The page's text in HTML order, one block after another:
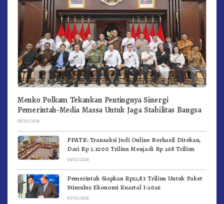
Menko Polkam Tekankan Pentingnya Sinergi
Pemerintah-Media Massa Untuk Jaga Stabilitas Bangsa
05/02/2026
PPATK: Transaksi Judi Online Berhasil Ditekan,
Dari Rp 1.1000 Triliun Menjadi Rp 268 Triliun
04/02/2026
Pemerintah Siapkan Rp12,83 Triliun Untuk Paket
Stimulus Ekonomi Kuartal I-2026
03/02/2026